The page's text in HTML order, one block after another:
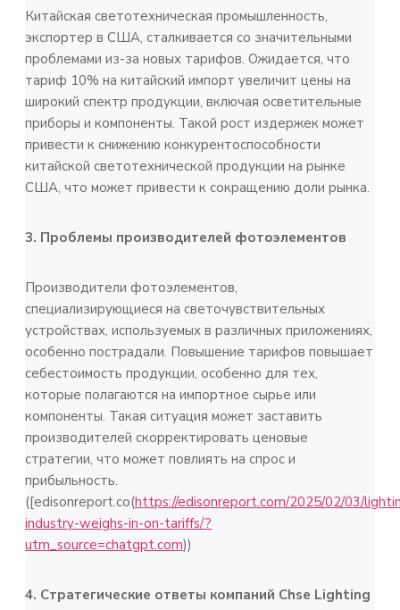
Китайская светотехническая промышленность,
экспортер в США, сталкивается со значительными
проблемами из-за новых тарифов. Ожидается, что
тариф 10% на китайский импорт увеличит цены на
широкий спектр продукции, включая осветительные
приборы и компоненты. Такой рост издержек может
привести к снижению конкурентоспособности
китайской светотехнической продукции на рынке
США, что может привести к сокращению доли рынка.
3. Проблемы производителей фотоэлементов
Производители фотоэлементов,
специализирующиеся на светочувствительных
устройствах, используемых в различных приложениях,
особенно пострадали. Повышение тарифов повышает
себестоимость продукции, особенно для тех,
которые полагаются на импортное сырье или
компоненты. Такая ситуация может заставить
производителей скорректировать ценовые
стратегии, что может повлиять на спрос и
прибыльность.
([edisonreport.co(https://edisonreport.com/2025/02/03/
industry-weighs-in-on-tariffs/?
utm_source=chatgpt.com))
4. Стратегические ответы компаний Chse Lighting